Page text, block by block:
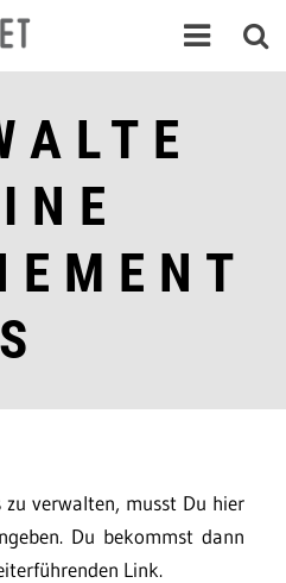
S
zu verwalten, musst Du hier
Du bekommst dann
Link.